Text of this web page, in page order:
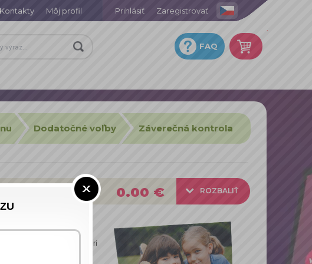
Prihlásiť Zaregistrovať
Kontakty Môj profil
FAQ
Dodatočné voľby Záverečná kontrola
ROZBALIŤ
0.00 €
vo vysokom rozlíšení, pri